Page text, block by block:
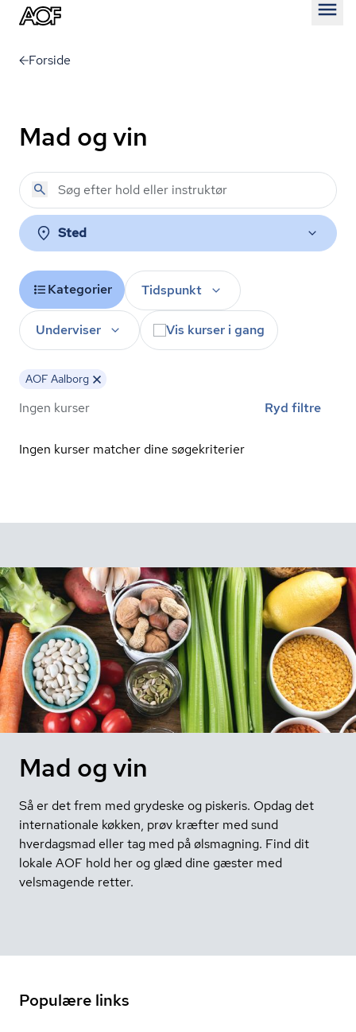
Forside
Mad og vin
Sted
Kategorier Tidspunkt
Underviser Vis kurser i gang
AOF Aalborg
Ingen kurser Ryd filtre
Ingen kurser matcher dine søgekriterier
Mad og vin
Så er det frem med grydeske og piskeris. Opdag det
internationale køkken, prøv kræfter med sund
hverdagsmad eller tag med på ølsmagning. Find dit
lokale AOF hold her og glæd dine gæster med
velsmagende retter.
Populære links